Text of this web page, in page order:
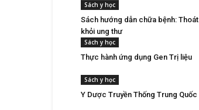
Sách y học
Sách hướng dẫn chữa bệnh: Thoát
khỏi ung thư
Sách y học
Thực hành ứng dụng Gen Trị liệu
Sách y học
Y Dược Truyền Thống Trung Quốc